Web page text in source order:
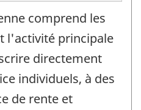
comprend les
l'activité principale
directement
individuels, à des
de rente et